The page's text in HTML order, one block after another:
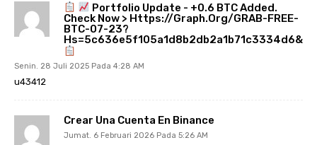
Portfolio Update - +0.6 BTC Added.
Check Now > Https://graph.org/GRAB-FREE-
BTC-07-23?
Hs=5c636e5f105a1d8b2db2a1b71c3334d6&
Senin. 28 Juli 2025 Pada 4:28 AM
u43412
Crear Una Cuenta En Binance
Jumat. 6 Februari 2026 Pada 5:26 AM